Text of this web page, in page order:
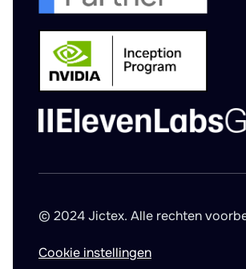
© 2024 Jictex. Alle rechten
Cookie instellingen